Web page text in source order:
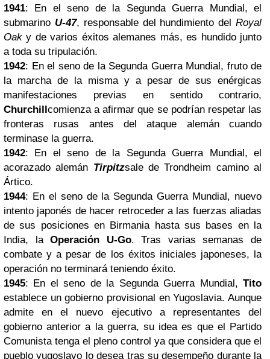
1941: En el seno de la Segunda Guerra Mundial, el
submarino U-47, responsable del hundimiento delRoyal
Oak y de varios éxitos alemanes más, es hundido junto
a toda su tripulación.
1942: En el seno de la Segunda Guerra Mundial, fruto de
la marcha de la misma y a pesar de sus enérgicas
manifestaciones previas en sentido contrario,
Churchillcomienza a afirmar que se podrían respetar las
fronteras rusas antes del ataque alemán cuando
terminase la guerra.
1942: En el seno de la Segunda Guerra Mundial, el
acorazado alemán Tirpitzsale de Trondheim camino al
Ártico.
1944: En el seno de la Segunda Guerra Mundial, nuevo
intento japonés de hacer retroceder a las fuerzas aliadas
de sus posiciones en Birmania hasta sus bases en la
India, laOperación U-Go. Tras varias semanas de
combate y a pesar de los éxitos iniciales japoneses, la
operación no terminará teniendo éxito.
1945: En el seno de la Segunda Guerra Mundial, Tito
establece un gobierno provisional en Yugoslavia. Aunque
admite en el nuevo ejecutivo a representantes del
gobierno anterior a la guerra, su idea es que el Partido
Comunista tenga el pleno control ya que considera que el
pueblo yugoslavo lo desea tras su desempeño durante la